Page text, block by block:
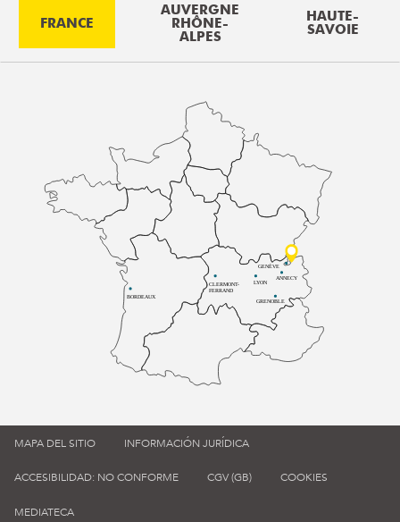
FRANCE
AUVERGNE
RHÔNE-
ALPES
HAUTE-
SAVOIE
BORDEAUX
CLERMONT-
FERRAND
LYON
ANNECY
GRENOBLE
GENÈVE
MAPA DEL SITIO INFORMACIÓN JURÍDICA
ACCESIBILIDAD: NO CONFORME CGV (GB) COOKIES
MEDIATECA